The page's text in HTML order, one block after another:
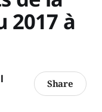
2017 à
Share